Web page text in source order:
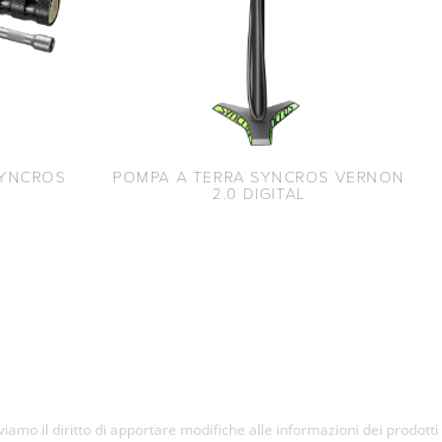
POMPA A TERRA SYNCROS VERNON
2.0 DIGITAL
il diritto di apportare modifiche alle informazioni dei